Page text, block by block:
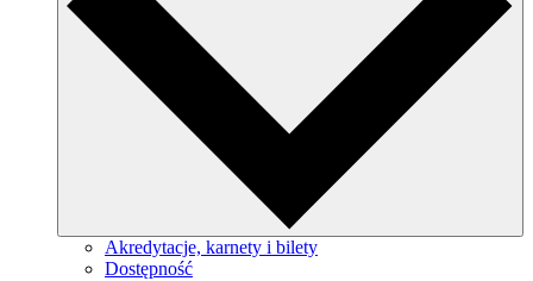
Akredytacje, karnety i bilety
Dostępność